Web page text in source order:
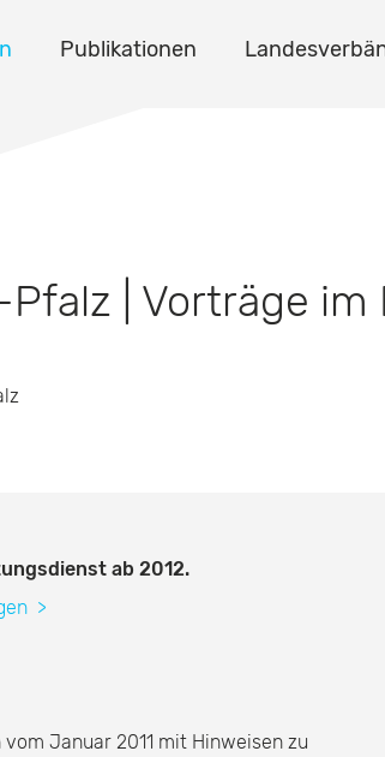
Publikationen
| Vorträge im
ab 2012.
>
Januar 2011 mit Hinweisen zu